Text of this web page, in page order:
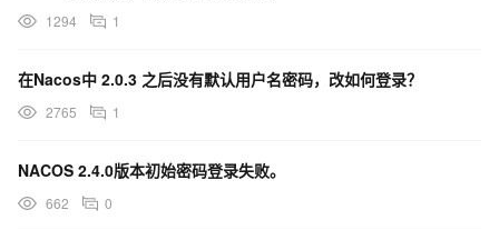
1294 1
在Nacos中 2.0.3 之后没有默认用户名密码，改如何登录？
2765 1
NACOS 2.4.0版本初始密码登录失败。
662 0